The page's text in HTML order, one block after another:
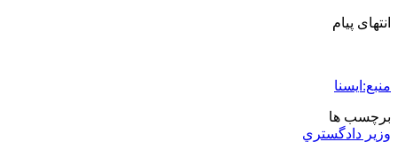
انتهای پیام
منبع:ایسنا
برچسب ها
وزير دادگستري